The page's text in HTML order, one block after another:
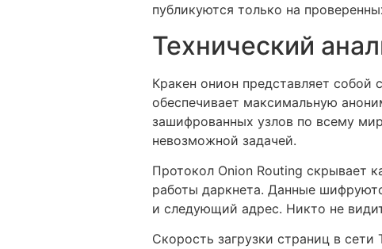
публикуются только на
Технический
Кракен онион представляет собой
обеспечивает максимальную
зашифрованных узлов по всему
невозможной задачей.
Протокол Onion Routing скрывает
работы даркнета. Данные
и следующий адрес. Никто не
Скорость загрузки страниц в